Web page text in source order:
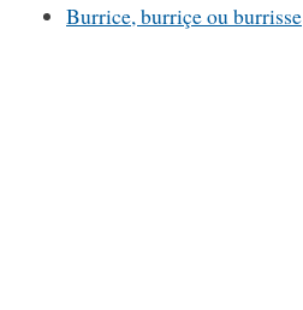
Burrice, burriçe ou burrisse